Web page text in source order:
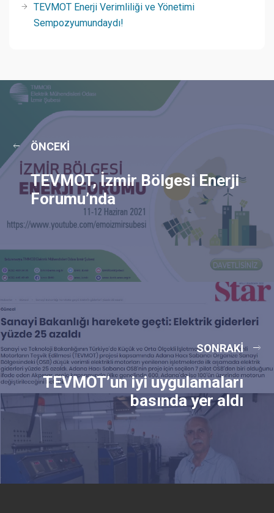
TEVMOT Enerji Verimliliği ve Yönetimi
Sempozyumundaydı!
ÖNCEKI
TEVMOT, İzmir Bölgesi Enerji
Forumu’nda
SONRAKI
TEVMOT’un iyi uygulamaları
basında yer aldı